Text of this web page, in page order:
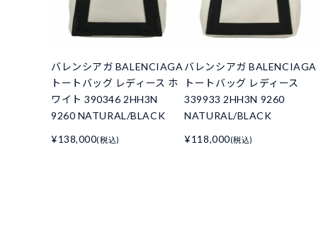
バレンシアガ BALENCIAGA
トートバッグ レディース ホ
ワイト 390346 2HH3N
9260 NATURAL/BLACK
¥138,000(税込)
バレンシアガ BALENCIAGA
トートバッグ レディース
339933 2HH3N 9260
NATURAL/BLACK
¥118,000(税込)